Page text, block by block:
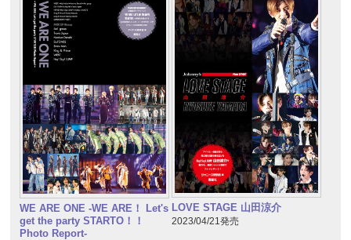
WE ARE ONE -WE ARE！ Let's
get the party STARTO！！
Photo Report-
LOVE STAGE 山田涼介
2023/04/21発売